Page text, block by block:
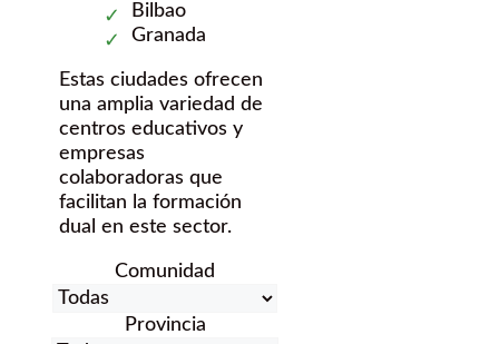
Bilbao
Granada
Estas ciudades ofrecen
una amplia variedad de
centros educativos y
empresas
colaboradoras que
facilitan la formación
dual en este sector.
Comunidad
Provincia